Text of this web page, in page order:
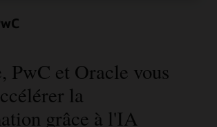
PwC et Oracle vous
la
grâce à l'IA